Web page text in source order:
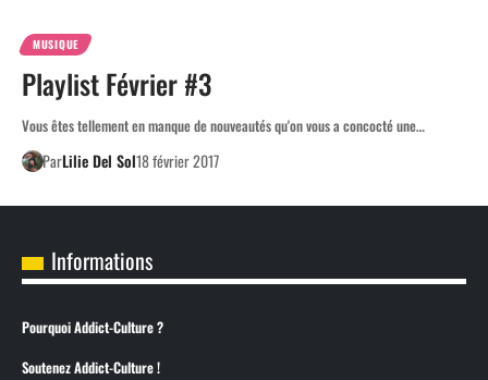
MUSIQUE
Playlist Février #3
Vous êtes tellement en manque de nouveautés qu'on vous a concocté une…
ParLilie Del Sol18 février 2017
Informations
Pourquoi Addict-Culture ?
Soutenez Addict-Culture !